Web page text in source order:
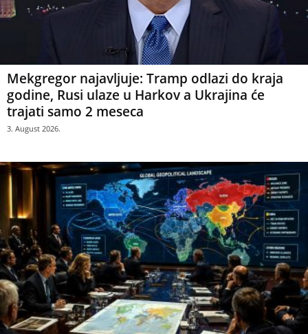
Mekgregor najavljuje: Tramp odlazi do kraja
godine, Rusi ulaze u Harkov a Ukrajina će
trajati samo 2 meseca
3. August 2026.